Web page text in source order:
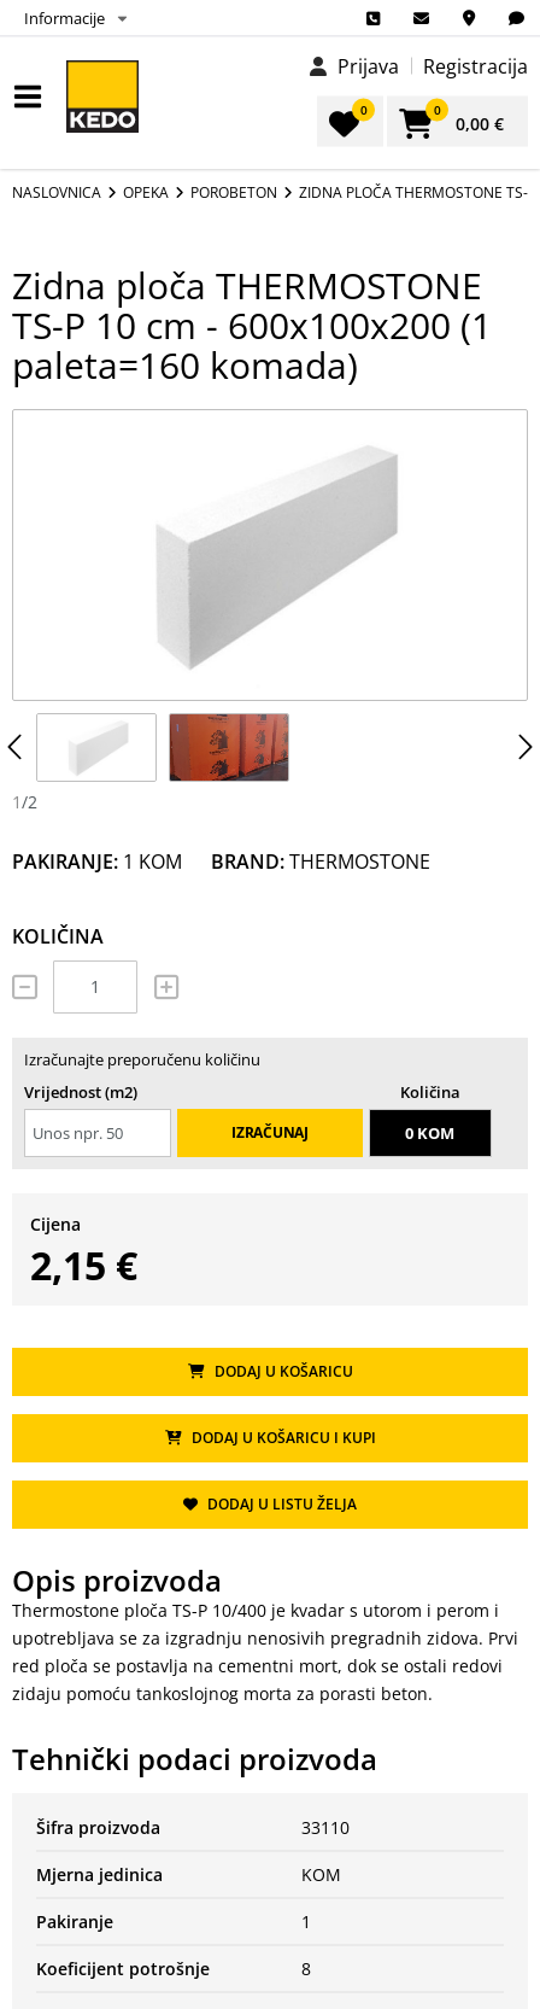
Informacije
Prijava Registracija
0 0
0,00 €
NASLOVNICA OPEKA POROBETON ZIDNA PLOČA THERMOSTONE
Zidna ploča THERMOSTONE
TS-P 10 cm - 600x100x200 (1
paleta=160 komada)
N M
1/2
PAKIRANJE: 1 KOM BRAND:THERMOSTONE
KOLIČINA
Izračunajte preporučenu količinu
Vrijednost (m2)
IZRAČUNAJ
Količina
Cijena
2,15 €
DODAJ U KOŠARICU
DODAJ U KOŠARICU I KUPI
DODAJ U LISTU ŽELJA
Opis proizvoda
Thermostone ploča TS-P 10/400 je kvadar s utorom i perom i
upotrebljava se za izgradnju nenosivih pregradnih zidova. Prvi
red ploča se postavlja na cementni mort, dok se ostali redovi
zidaju pomoću tankoslojnog morta za porasti beton.
Tehnički podaci proizvoda
Šifra proizvoda 33110
Mjerna jedinica KOM
Pakiranje 1
Koeficijent potrošnje 8